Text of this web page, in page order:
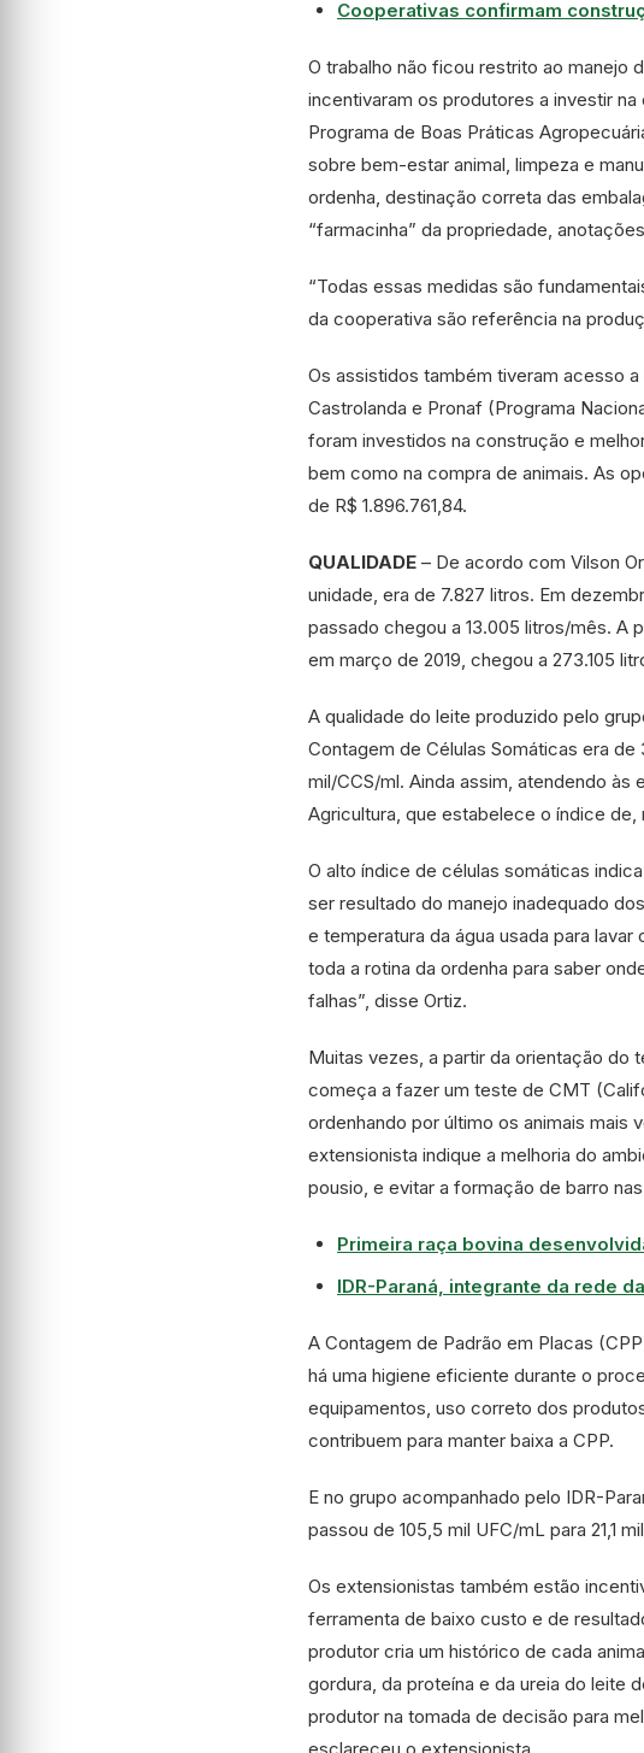
Cooperativas confirmam
O trabalho não ficou restrito ao manejo
incentivaram os produtores a investir
Programa de Boas Práticas
sobre bem-estar animal, limpeza e
ordenha, destinação correta das
“farmacinha” da propriedade,
“Todas essas medidas são
da cooperativa são referência na
Os assistidos também tiveram acesso
Castrolanda e Pronaf (Programa
foram investidos na construção e
bem como na compra de animais. As
de R$ 1.896.761,84.
QUALIDADE – De acordo com Vilson
unidade, era de 7.827 litros. Em
passado chegou a 13.005 litros/mês. A
em março de 2019, chegou a 273.105
A qualidade do leite produzido pelo
Contagem de Células Somáticas era
mil/CCS/ml. Ainda assim, atendendo
Agricultura, que estabelece o índice de,
O alto índice de células somáticas
ser resultado do manejo inadequado
e temperatura da água usada para
toda a rotina da ordenha para saber
falhas”, disse Ortiz.
Muitas vezes, a partir da orientação do
começa a fazer um teste de CMT
ordenhando por último os animais mais
extensionista indique a melhoria do
pousio, e evitar a formação de barro
Primeira raça bovina
IDR-Paraná, integrante da rede
A Contagem de Padrão em Placas
há uma higiene eficiente durante o
equipamentos, uso correto dos
contribuem para manter baixa a CPP.
E no grupo acompanhado pelo IDR-
passou de 105,5 mil UFC/mL para 21,1
Os extensionistas também estão
ferramenta de baixo custo e de
produtor cria um histórico de cada
gordura, da proteína e da ureia do leite
produtor na tomada de decisão para